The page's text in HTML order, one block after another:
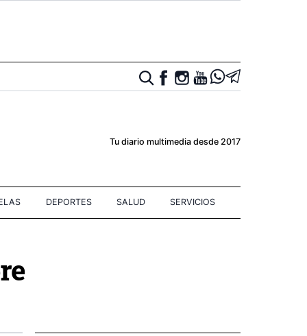
Tu diario multimedia desde 2017
DEPORTES SALUD SERVICIOS